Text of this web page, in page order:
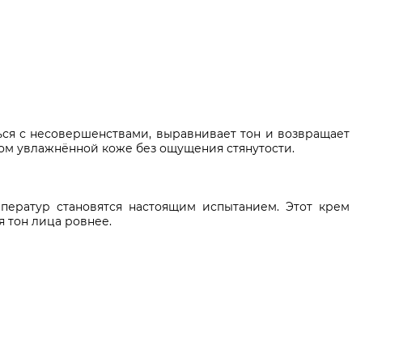
с несовершенствами, выравнивает тон и возвращает
увлажнённой коже без ощущения стянутости.
становятся настоящим испытанием. Этот крем
тон лица ровнее.